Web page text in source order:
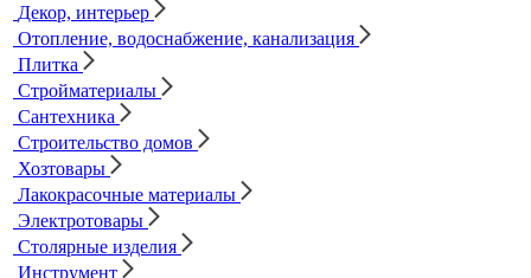
Декор, интерьер
Отопление, водоснабжение, канализация
Плитка
Стройматериалы
Сантехника
Строительство домов
Хозтовары
Лакокрасочные материалы
Электротовары
Столярные изделия
Инструмент